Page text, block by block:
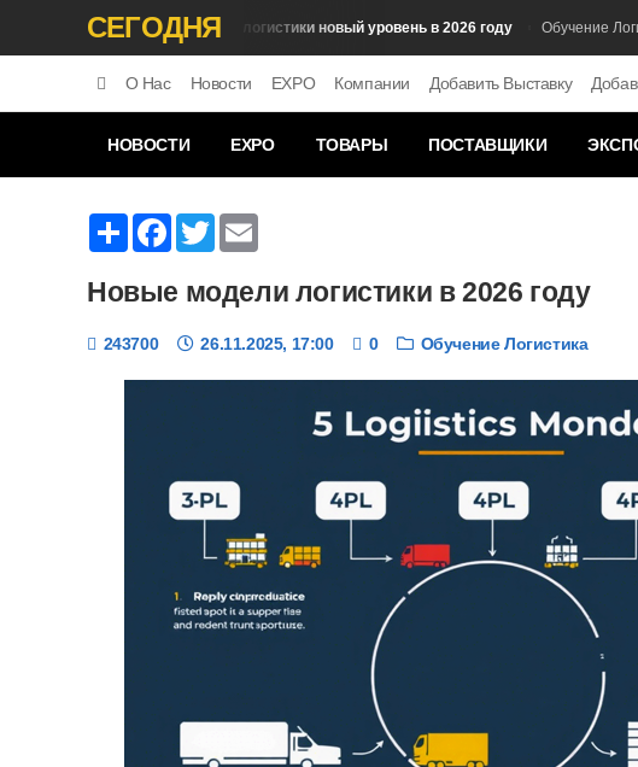
СЕГОДНЯ
Аналитика Нейросети логистики новый уровень в 2026 году Обучение Логистика
О Нас Новости EXPO Компании Добавить Выставку
НОВОСТИ EXPO ТОВАРЫ ПОСТАВЩИКИ
Share Facebook
Twitter
Новые модели логистики в 2026 году
243700 26.11.2025, 17:00 0 Обучение Логистика